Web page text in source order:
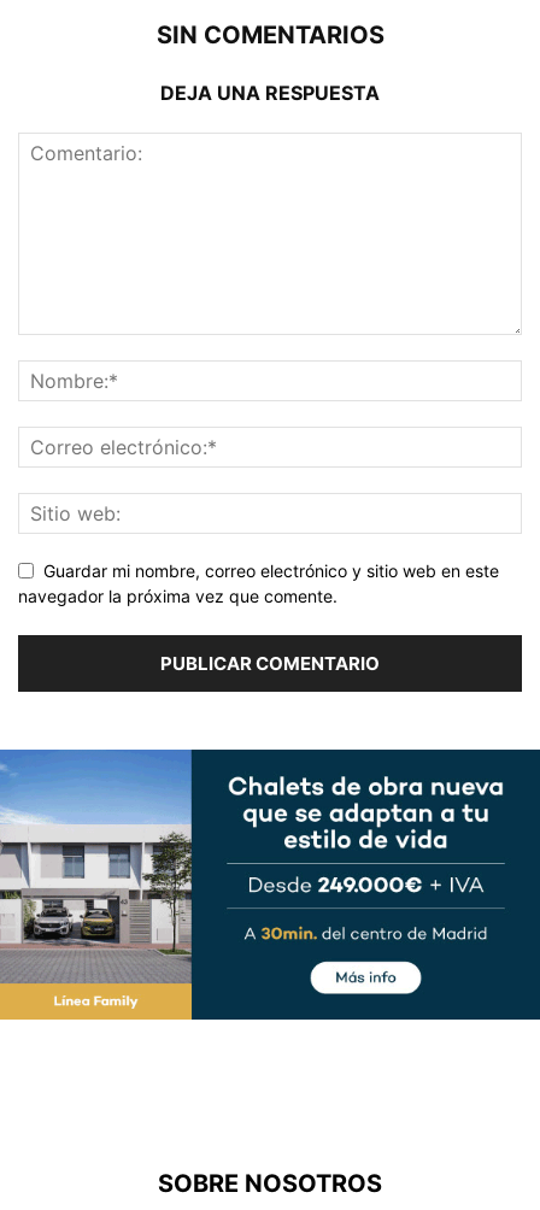
SIN COMENTARIOS
DEJA UNA RESPUESTA
Guardar mi nombre, correo electrónico y sitio web en este
navegador la próxima vez que comente.
SOBRE NOSOTROS